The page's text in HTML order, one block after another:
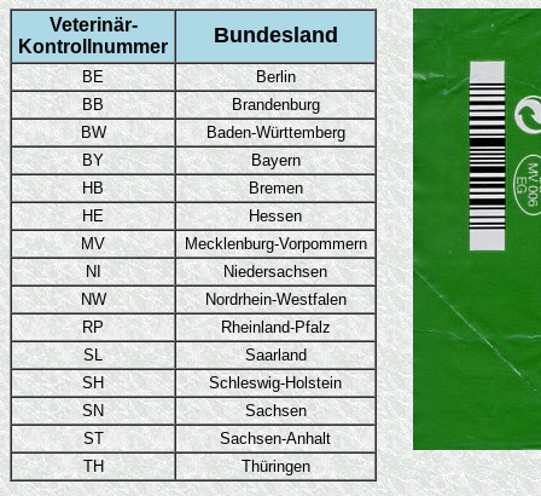
Veterinär-
Kontrollnummer
Bundesland
BE
Berlin
BB
Brandenburg
BW
Baden-Württemberg
BY
Bayern
HB
Bremen
HE
Hessen
MV
Mecklenburg-Vorpommern
NI
Niedersachsen
NW
Nordrhein-Westfalen
RP
Rheinland-Pfalz
SL
Saarland
SH
Schleswig-Holstein
SN
Sachsen
ST
Sachsen-Anhalt
TH
Thüringen